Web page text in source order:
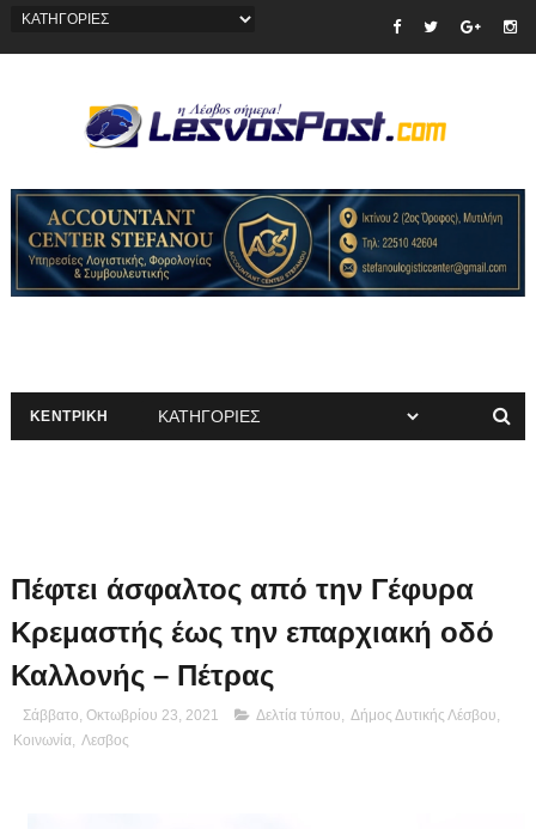
ΚΕΝΤΡΙΚΗ
Πέφτει άσφαλτος από την Γέφυρα
Κρεμαστής έως την επαρχιακή οδό
Καλλονής – Πέτρας
Σάββατο, Οκτωβρίου 23, 2021 Δελτία τύπου Δήμος Δυτικής Λέσβου
Κοινωνία, Λεσβος